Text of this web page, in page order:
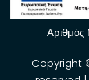
Copyright